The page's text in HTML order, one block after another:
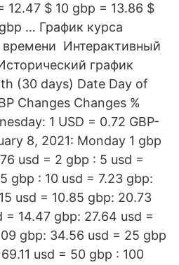
12.47 $ 10 gbp = 13.86 $
… График курса
Интерактивный
график
(30 days) Date Day of
Changes Changes %
1 USD = 0.72 GBP-
8, 2021: Monday 1 gbp
usd = 2 gbp : 5 usd =
gbp : 10 usd = 7.23 gbp:
usd = 10.85 gbp: 20.73
= 14.47 gbp: 27.64 usd =
gbp: 34.56 usd = 25 gbp
usd = 50 gbp : 100